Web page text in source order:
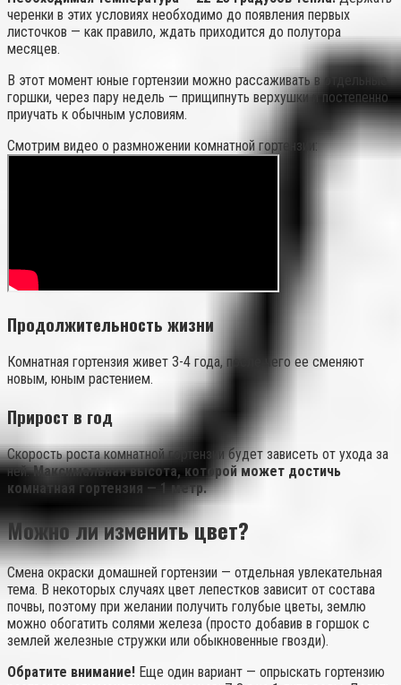
черенки в этих условиях необходимо до появления первых
листочков — как правило, ждать приходится до полутора
месяцев.
В этот момент юные гортензии можно рассаживать в отдельные
горшки, через пару недель — прищипнуть верхушки и постепенно
приучать к обычным условиям.
Смотрим видео о размножении комнатной гортензии:
Продолжительность жизни
Комнатная гортензия живет 3-4 года, после чего ее сменяют
новым, юным растением.
Прирост в год
Скорость роста комнатной гортензии будет зависеть от ухода за
ней.Максимальная высота, которой может достичь
комнатная гортензия — 1 метр.
Можно ли изменить цвет?
Смена окраски домашней гортензии — отдельная увлекательная
тема. В некоторых случаях цвет лепестков зависит от состава
почвы, поэтому при желании получить голубые цветы, землю
можно обогатить солями железа (просто добавив в горшок с
землей железные стружки или обыкновенные гвозди).
Обратите внимание! Еще один вариант — опрыскать гортензию